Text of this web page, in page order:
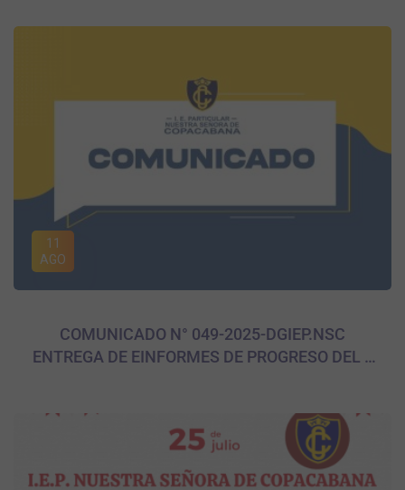
11
AGO
COMUNICADO N° 049-2025-DGIEP.NSC
ENTREGA DE EINFORMES DE PROGRESO DEL II